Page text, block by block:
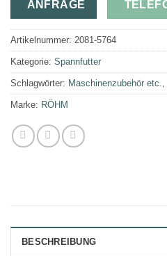
ANFRAGE
Artikelnummer: 2081-5764
Kategorie: Spannfutter
Schlagwörter: Maschinenzubehör etc.,
Marke: RÖHM
BESCHREIBUNG